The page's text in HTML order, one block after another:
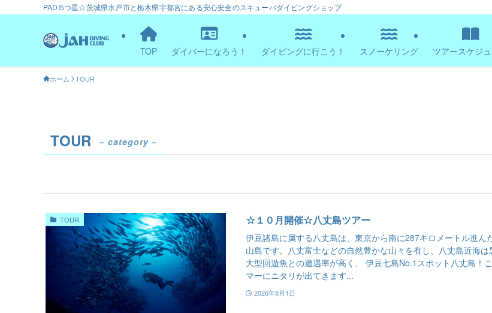
PADI5つ星☆茨城県水戸市と栃木県宇都宮にある安心安全のスキューバダイビングショップ
TOP ダイバーになろう！ ダイビングに行こう！ スノーケリング ツアースケジ
ホーム TOUR
TOUR – category –
TOUR ☆１０月開催☆八丈島ツアー
伊豆諸島に属する八丈島は、東京から南に287キロメートル進ん
山島です。八丈富士などの自然豊かな山々を有し、八丈島近海
大型回遊魚との遭遇率が高く、 伊豆七島No.1スポット八丈島！
マーにニタリが出てきます...
2026年8月1日